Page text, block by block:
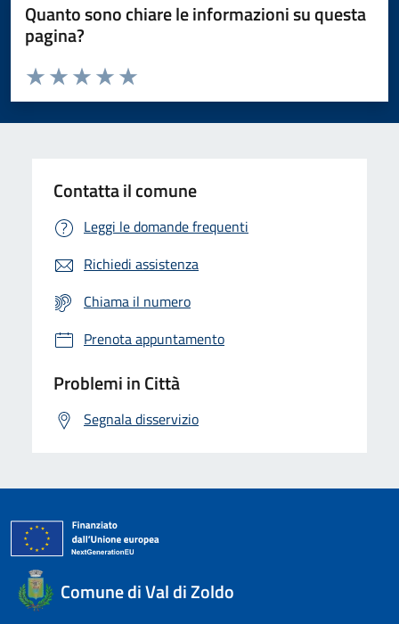
Quanto sono chiare le informazioni su questa
pagina?
Domanda
Valuta da 1 a 5 stelle la pagina
Valuta 5 stelle su 5
Valuta 4 stelle su 5
Valuta 3 stelle su 5
Valuta 2 stelle su 5
Valuta 1 stelle su 5
Contatta il comune
Leggi le domande frequenti
Richiedi assistenza
Chiama il numero
Prenota appuntamento
Problemi in Città
Segnala disservizio
Comune di Val di Zoldo